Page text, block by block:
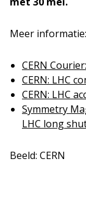
Meer informatie:
CERN
CERN: LHC
CERN: LHC
Symmetry
LHC long
Beeld: CERN